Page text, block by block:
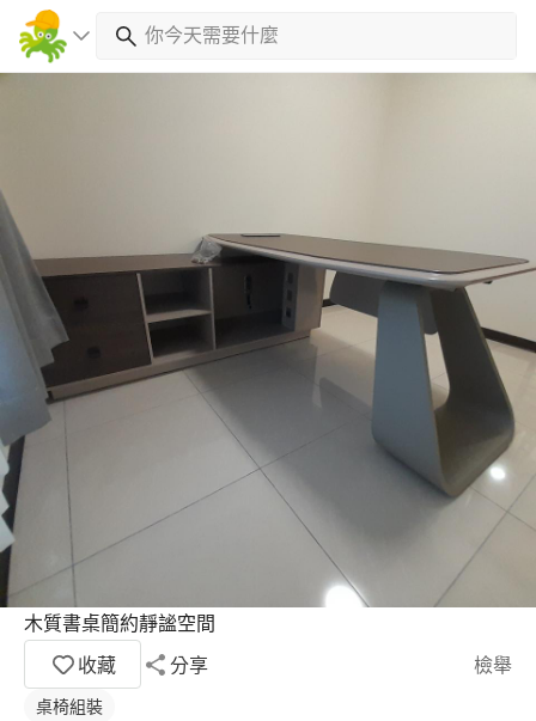
木質書桌簡約靜謐空間
收藏
分享 檢舉
桌椅組裝